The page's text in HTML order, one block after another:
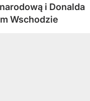
i Donalda
Wschodzie